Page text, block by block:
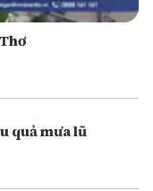
quả mưa lũ